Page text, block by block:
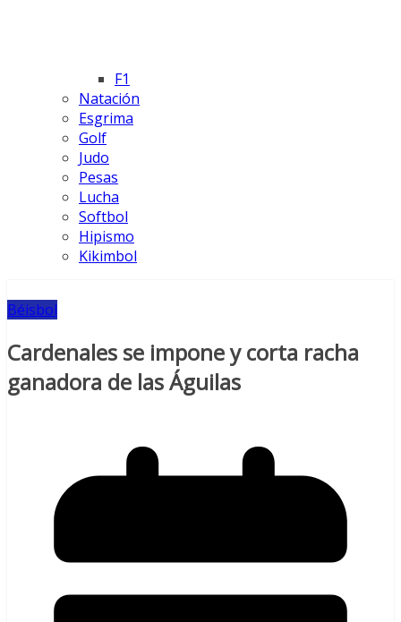
F1
Natación
Esgrima
Golf
Judo
Pesas
Lucha
Softbol
Hipismo
Kikimbol
Béisbol
Cardenales se impone y corta racha
ganadora de las Águilas